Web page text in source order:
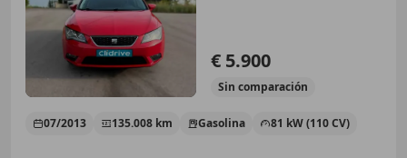
€ 5.900
Sin comparación
07/2013 135.008 km Gasolina 81 kW (110 CV)